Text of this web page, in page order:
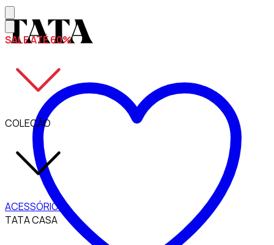
SALE ATÉ 60%
COLEÇÃO
ACESSÓRIOS
TATA CASA